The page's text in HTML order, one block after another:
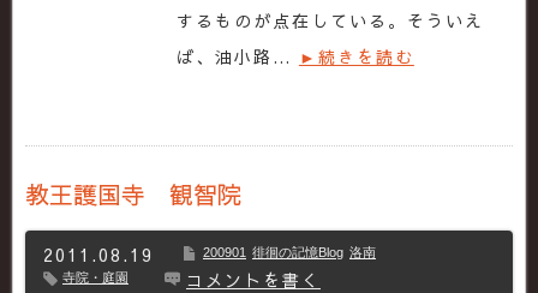
するものが点在している。そういえ
ば、油小路… ►続きを読む
教王護国寺 観智院
2011.08.19 200901 徘徊の記憶Blog 洛南
寺院・庭園
コメントを書く